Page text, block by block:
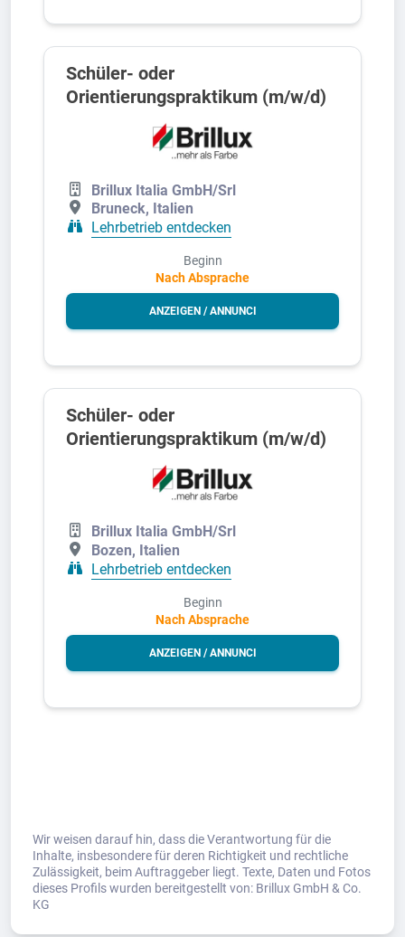
Schüler- oder
Orientierungspraktikum (m/w/d)
Brillux Italia GmbH/Srl
Bruneck, Italien
Lehrbetrieb entdecken
Beginn
Nach Absprache
ANZEIGEN / ANNUNCI
Schüler- oder
Orientierungspraktikum (m/w/d)
Brillux Italia GmbH/Srl
Bozen, Italien
Lehrbetrieb entdecken
Beginn
Nach Absprache
ANZEIGEN / ANNUNCI
Wir weisen darauf hin, dass die Verantwortung für die
Inhalte, insbesondere für deren Richtigkeit und rechtliche
Zulässigkeit, beim Auftraggeber liegt. Texte, Daten und Fotos
dieses Profils wurden bereitgestellt von: Brillux GmbH & Co.
KG